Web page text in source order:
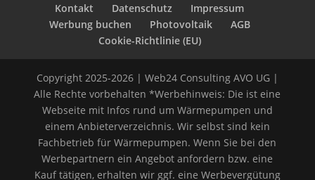
Kontakt Datenschutz
Impressum
Werbung buchen
Photovoltaik
AGB
Cookie-Richtlinie (EU)
Copyright 2025-2026 | Web24 Consulting AVO UG |
Alle Rechte vorbehalten *Werbehinweis: Die ist eine
Webseite mit Infos rund um Wärmepumpen und
einem Anbieterverzeichnis. Wir selbst sind kein
Fachbetrieb für Wärmepumpen. Wenn Sie bei den
Werbepartnern ein Angebot anfordern bzw. eine
Kauf tätigen, erhalten wir ggf. eine Werbevergütung